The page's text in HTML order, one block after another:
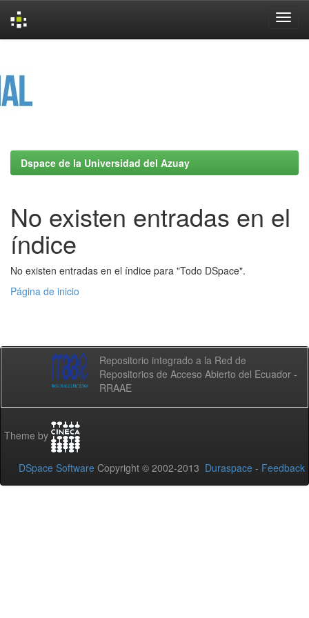
Dspace de la Universidad del Azuay
No existen entradas en el
índice
No existen entradas en el índice para "Todo DSpace".
Página de inicio
Repositorio integrado a la Red de
Repositorios de Acceso Abierto del Ecuador -
RRAAE
Theme by
DSpace Software Copyright © 2002-2013 Duraspace - Feedback